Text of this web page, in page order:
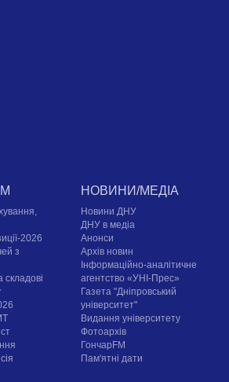
2026
з
складові
НОВИНИ/МЕДІА
Новини ДНУ
ДНУ в медіа
Анонси
Архів новин
Інформаційно-аналітичне
агентство «УНІ-Прес»
Газета "Дніпровський
університет"
Видання університету
Фотоархів
ГончарFM
Пам'ятні дати